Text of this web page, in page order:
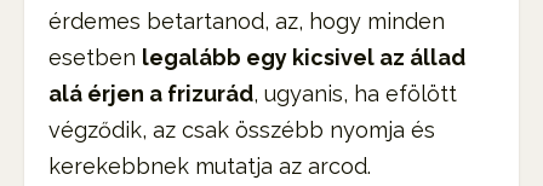
érdemes betartanod, az, hogy minden
esetben legalább egy kicsivel az állad
alá érjen a frizurád, ugyanis, ha efölött
végződik, az csak összébb nyomja és
kerekebbnek mutatja az arcod.